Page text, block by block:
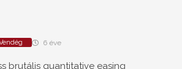
6 éve
brutális quantitative easing